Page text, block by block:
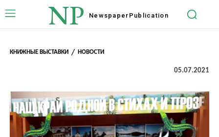
NP Newspaper Publication
КНИЖНЫЕ ВЫСТАВКИ НОВОСТИ
05.07.2021